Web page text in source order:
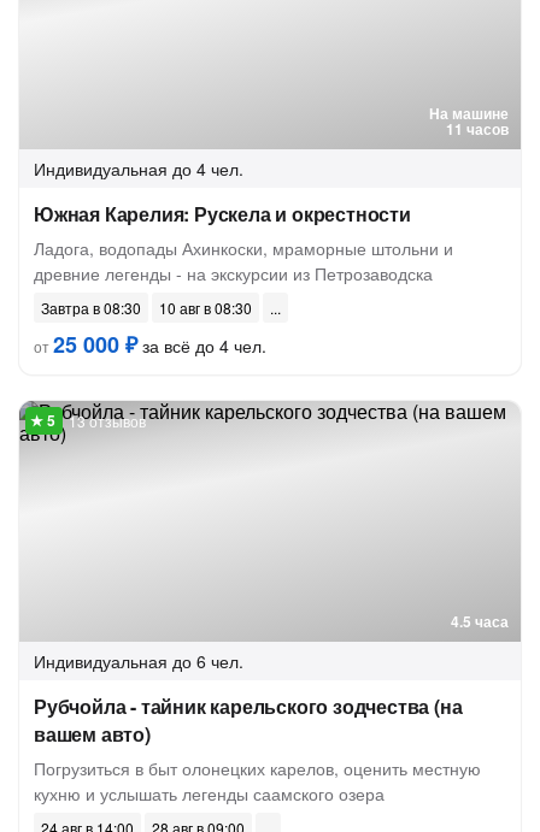
На машине
11 часов
Индивидуальная до 4 чел.
Южная Карелия: Рускела и окрестности
Ладога, водопады Ахинкоски, мраморные штольни и
древние легенды - на экскурсии из Петрозаводска
Завтра в 08:30
10 авг в 08:30
от25 000 ₽за всё до 4 чел.
4.5 часа
13 отзывов
Индивидуальная до 6 чел.
Рубчойла - тайник карельского зодчества (на
вашем авто)
Погрузиться в быт олонецких карелов, оценить местную
кухню и услышать легенды саамского озера
24 авг в 14:00 28 авг в 09:00